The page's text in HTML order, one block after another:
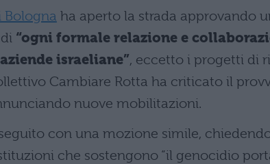
Bologna ha aperto la strada approvando
“ogni formale relazione e
israeliane”, eccetto i progetti di
Cambiare Rotta ha criticato il
nuove mobilitazioni.
con una mozione simile,
che sostengono “il genocidio